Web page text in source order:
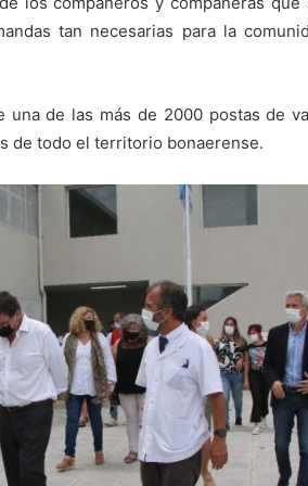
tan necesarias para la
de las más de 2000 postas de
de todo el territorio bonaerense.